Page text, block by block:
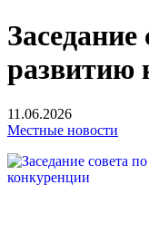
Заседание
развитию
11.06.2026
Местные новости